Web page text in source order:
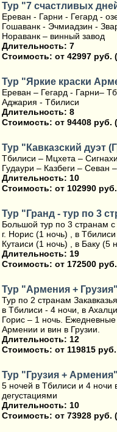
Тур "7 счастливых
Ереван - Гарни - Гегард -
Гошаванк - Эчмиадзин -
Нораванк – винный завод
Длительность: 7
Стоимость: от 42997 руб.
Тур "Яркие краски
Ереван – Гегард - Гарни–
Аджария - Тбилиси
Длительность: 8
Стоимость: от 94408 руб.
Тур "Кавказский дуэт
Тбилиси – Мцхета –
Гудаури – Казбеги – Севан
Длительность: 10
Стоимость: от 102990
Тур "Гранд - тур по 3
Большой тур по 3 странам
г. Норис (1 ночь) , в
Кутаиси (1 ночь) , в Баку (5
Длительность: 19
Стоимость: от 172500
Тур "Армения + Грузия"
Тур по 2 странам
в Тбилиси - 4 ночи, в
Горис – 1 ночь. Ежедневные
Армении и вин в Грузии.
Длительность: 12
Стоимость: от 119815
Тур "Грузия + Армения"
5 ночей в Тбилиси и 4 ночи
дегустациями
Длительность: 10
Стоимость: от 73928 руб.